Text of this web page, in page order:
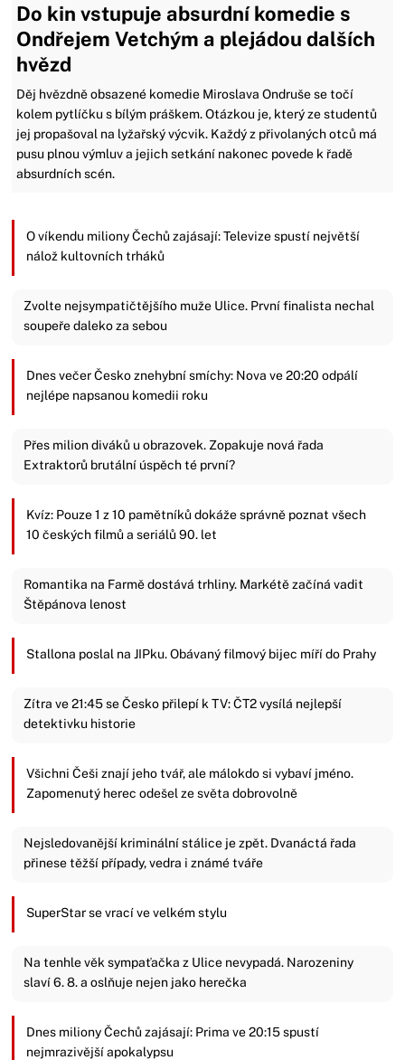
Do kin vstupuje absurdní komedie s
Ondřejem Vetchým a plejádou dalších
hvězd
Děj hvězdně obsazené komedie Miroslava Ondruše se točí
kolem pytlíčku s bílým práškem. Otázkou je, který ze studentů
jej propašoval na lyžařský výcvik. Každý z přivolaných otců má
pusu plnou výmluv a jejich setkání nakonec povede k řadě
absurdních scén.
O víkendu miliony Čechů zajásají: Televize spustí největší
nálož kultovních trháků
Zvolte nejsympatičtějšího muže Ulice. První finalista nechal
soupeře daleko za sebou
Dnes večer Česko znehybní smíchy: Nova ve 20:20 odpálí
nejlépe napsanou komedii roku
Přes milion diváků u obrazovek. Zopakuje nová řada
Extraktorů brutální úspěch té první?
Kvíz: Pouze 1 z 10 pamětníků dokáže správně poznat všech
10 českých filmů a seriálů 90. let
Romantika na Farmě dostává trhliny. Markétě začíná vadit
Štěpánova lenost
Stallona poslal na JIPku. Obávaný filmový bijec míří do Prahy
Zítra ve 21:45 se Česko přilepí k TV: ČT2 vysílá nejlepší
detektivku historie
Všichni Češi znají jeho tvář, ale málokdo si vybaví jméno.
Zapomenutý herec odešel ze světa dobrovolně
Nejsledovanější kriminální stálice je zpět. Dvanáctá řada
přinese těžší případy, vedra i známé tváře
SuperStar se vrací ve velkém stylu
Na tenhle věk sympaťačka z Ulice nevypadá. Narozeniny
slaví 6. 8. a oslňuje nejen jako herečka
Dnes miliony Čechů zajásají: Prima ve 20:15 spustí
nejmrazivější apokalypsu